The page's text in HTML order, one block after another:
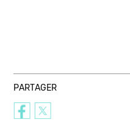
PARTAGER